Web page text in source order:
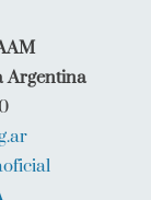
Argentina